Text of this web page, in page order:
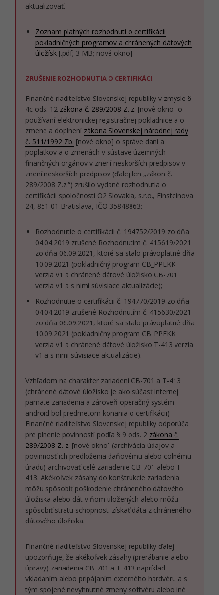
aktualizovať.
Zoznam platných rozhodnutí o certifikácii
pokladničných programov a chránených dátových
úložísk [.pdf; 3 MB; nové okno]
ZRUŠENIE ROZHODNUTIA O CERTIFIKÁCII
Finančné riaditeľstvo Slovenskej republiky v zmysle §
4c ods. 12 zákona č. 289/2008 Z. z. [nové okno] o
používaní elektronickej registračnej pokladnice a o
zmene a doplnení zákona Slovenskej národnej rady
č. 511/1992 Zb. [nové okno] o správe daní a
poplatkov a o zmenách v sústave územných
finančných orgánov v znení neskorších predpisov v
znení neskorších predpisov (ďalej len „zákon č.
289/2008 Z.z.“) zrušilo vydané rozhodnutia o
certifikácii spoločnosti O2 Slovakia, s.r.o., Einsteinova
24, 851 01 Bratislava, IČO 35848863:
Rozhodnutie o certifikácii č. 194752/2019 zo dňa
04.04.2019 zrušené Rozhodnutím č. 415619/2021
zo dňa 06.09.2021, ktoré sa stalo právoplatné dňa
10.09.2021 (pokladničný program CB_PPEKK
verzia v1 a chránené dátové úložisko CB-701
verzia v1 a s nimi súvisiace aktualizácie);
Rozhodnutie o certifikácii č. 194770/2019 zo dňa
04.04.2019 zrušené Rozhodnutím č. 415630/2021
zo dňa 06.09.2021, ktoré sa stalo právoplatné dňa
10.09.2021 (pokladničný program CB_PPEKK
verzia v1 a chránené dátové úložisko T-413 verzia
v1 a s nimi súvisiace aktualizácie).
Vzhľadom na charakter zariadení CB-701 a T-413
(chránené dátové úložisko je ako súčasť internej
pamäte zariadenia a zároveň operačný systém
android bol predmetom konania o certifikácii)
Finančné riaditeľstvo Slovenskej republiky odporúča
pre plnenie povinností podľa § 9 ods. 2 zákona č.
289/2008 Z. z. [nové okno] (archivácia údajov a
povinnosť ich predloženia daňovému alebo colnému
úradu) archivovať celé zariadenie CB-701 alebo T-
413. Akékoľvek zásahy do konštrukcie zariadenia
môžu spôsobiť poškodenie chráneného dátového
úložiska alebo dát v ňom uložených alebo môžu
spôsobiť stratu schopnosti získať dáta z chráneného
dátového úložiska.
Finančné riaditeľstvo Slovenskej republiky ďalej
upozorňuje, že akékoľvek zásahy (prerábanie alebo
úpravy) zariadenia CB-701 a T-413 napríklad
vkladaním alebo pripájaním externého hardvéru a s
tým spojené nevyhnutné zmeny softvéru alebo iné